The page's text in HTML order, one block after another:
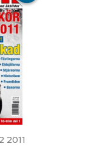
2011